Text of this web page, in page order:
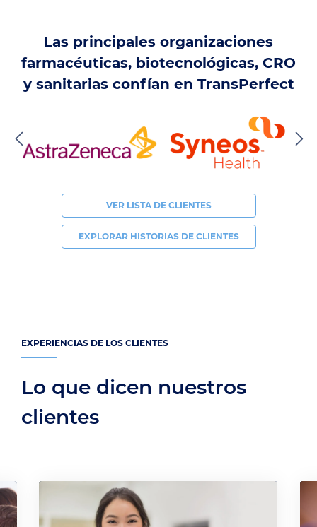
Las principales organizaciones
farmacéuticas, biotecnológicas, CRO
y sanitarias confían en TransPerfect
VER LISTA DE CLIENTES
EXPLORAR HISTORIAS DE CLIENTES
EXPERIENCIAS DE LOS CLIENTES
Lo que dicen nuestros
clientes